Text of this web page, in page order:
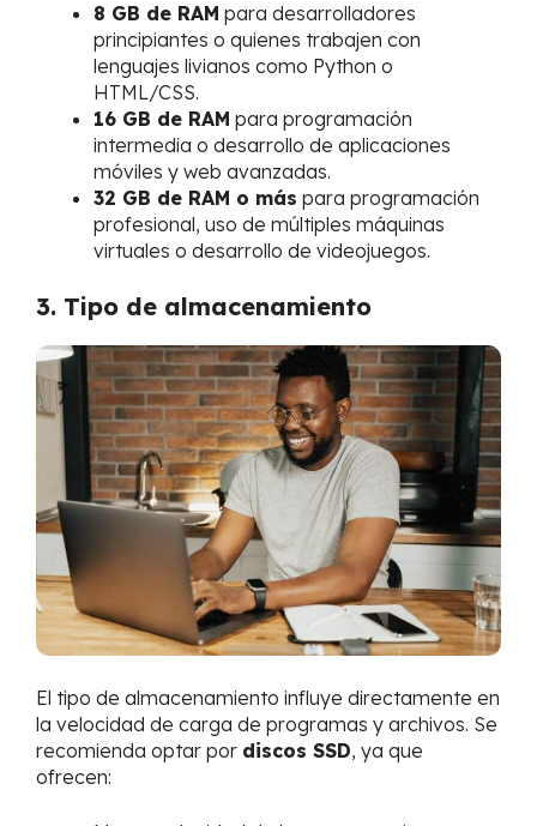
8 GB de RAM para desarrolladores
principiantes o quienes trabajen con
lenguajes livianos como Python o
HTML/CSS.
16 GB de RAM para programación
intermedia o desarrollo de aplicaciones
móviles y web avanzadas.
32 GB de RAM o más para programación
profesional, uso de múltiples máquinas
virtuales o desarrollo de videojuegos.
3. Tipo de almacenamiento
El tipo de almacenamiento influye directamente en
la velocidad de carga de programas y archivos. Se
recomienda optar por discos SSD, ya que
ofrecen: